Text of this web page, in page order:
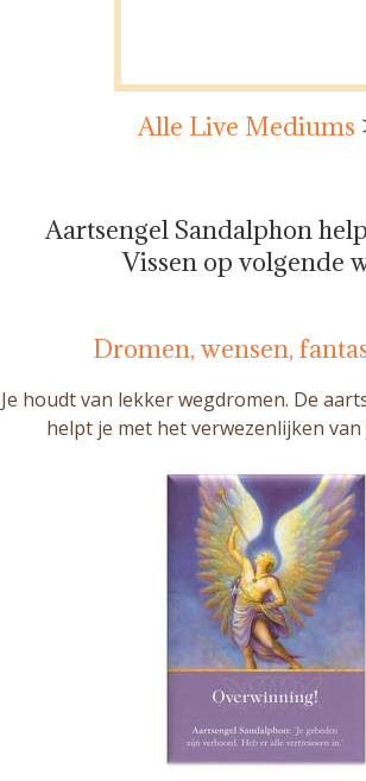
Alle Live Mediums
Aartsengel Sandalphon
Vissen op volgende
Dromen, wensen,
Je houdt van lekker wegdromen. De
helpt je met het verwezenlijken